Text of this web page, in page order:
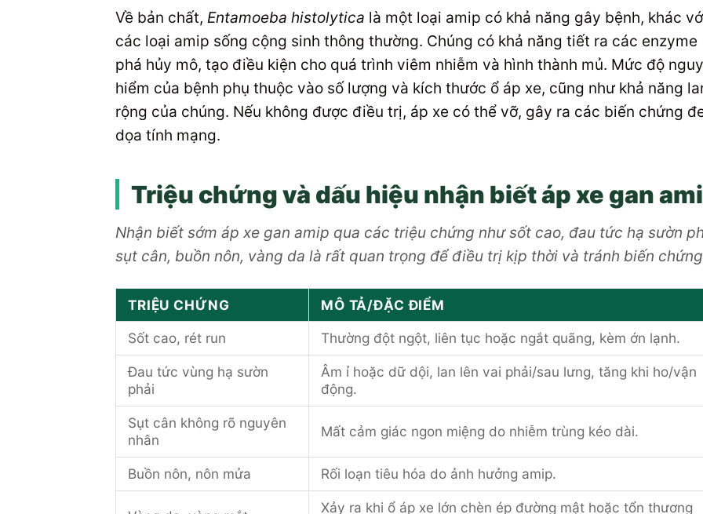
Về bản chất, Entamoeba histolytica là một loại amip có khả năng gây bệnh, khác
các loại amip sống cộng sinh thông thường. Chúng có khả năng tiết ra các enzyme
phá hủy mô, tạo điều kiện cho quá trình viêm nhiễm và hình thành mủ. Mức độ nguy
hiểm của bệnh phụ thuộc vào số lượng và kích thước ổ áp xe, cũng như khả năng
rộng của chúng. Nếu không được điều trị, áp xe có thể vỡ, gây ra các biến chứng
dọa tính mạng.
Triệu chứng và dấu hiệu nhận biết áp xe gan
Nhận biết sớm áp xe gan amip qua các triệu chứng như sốt cao, đau tức hạ sườn
sụt cân, buồn nôn, vàng da là rất quan trọng để điều trị kịp thời và tránh biến
TRIỆU CHỨNG
MÔ TẢ/ĐẶC ĐIỂM
Sốt cao, rét run
Thường đột ngột, liên tục hoặc ngắt quãng, kèm ớn lạnh.
Đau tức vùng hạ sườn
phải
Âm ỉ hoặc dữ dội, lan lên vai phải/sau lưng, tăng khi ho/vận
động.
Sụt cân không rõ nguyên
nhân
Mất cảm giác ngon miệng do nhiễm trùng kéo dài.
Buồn nôn, nôn mửa Rối loạn tiêu hóa do ảnh hưởng amip.
Xảy ra khi ổ áp xe lớn chèn ép đường mật hoặc tổn thương